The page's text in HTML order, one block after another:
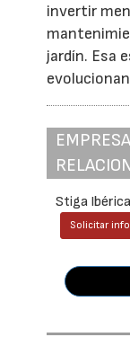
invertir
jardín. Esa
Stiga Ibérica
Solicitar